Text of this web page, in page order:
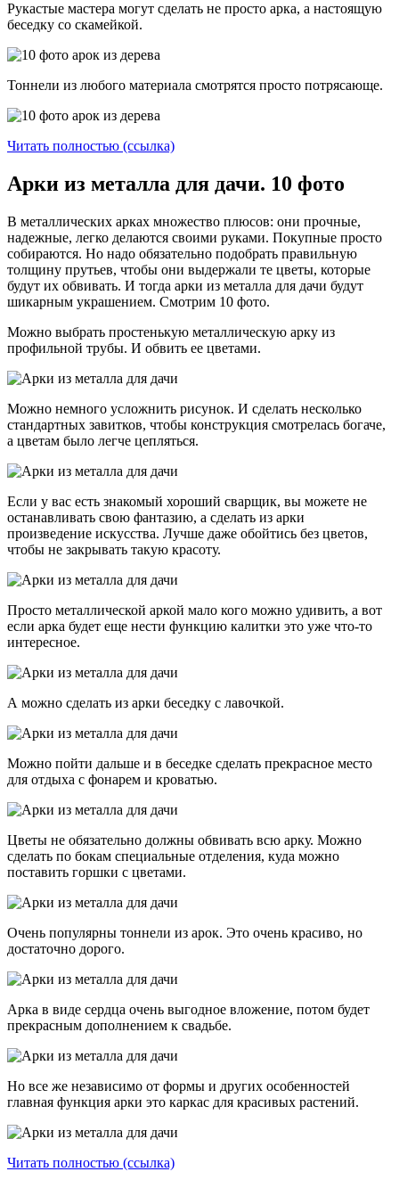
Рукастые мастера могут сделать не просто арка, а настоящую
беседку со скамейкой.
Тоннели из любого материала смотрятся просто потрясающе.
Читать полностью (ссылка)
Арки из металла для дачи. 10 фото
В металлических арках множество плюсов: они прочные,
надежные, легко делаются своими руками. Покупные просто
собираются. Но надо обязательно подобрать правильную
толщину прутьев, чтобы они выдержали те цветы, которые
будут их обвивать. И тогда арки из металла для дачи будут
шикарным украшением. Смотрим 10 фото.
Можно выбрать простенькую металлическую арку из
профильной трубы. И обвить ее цветами.
Можно немного усложнить рисунок. И сделать несколько
стандартных завитков, чтобы конструкция смотрелась богаче,
а цветам было легче цепляться.
Если у вас есть знакомый хороший сварщик, вы можете не
останавливать свою фантазию, а сделать из арки
произведение искусства. Лучше даже обойтись без цветов,
чтобы не закрывать такую красоту.
Просто металлической аркой мало кого можно удивить, а вот
если арка будет еще нести функцию калитки это уже что-то
интересное.
А можно сделать из арки беседку с лавочкой.
Можно пойти дальше и в беседке сделать прекрасное место
для отдыха с фонарем и кроватью.
Цветы не обязательно должны обвивать всю арку. Можно
сделать по бокам специальные отделения, куда можно
поставить горшки с цветами.
Очень популярны тоннели из арок. Это очень красиво, но
достаточно дорого.
Арка в виде сердца очень выгодное вложение, потом будет
прекрасным дополнением к свадьбе.
Но все же независимо от формы и других особенностей
главная функция арки это каркас для красивых растений.
Читать полностью (ссылка)